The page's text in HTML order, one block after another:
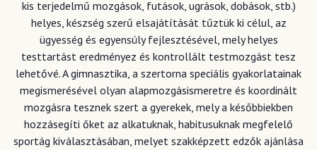
kis terjedelmű mozgások, futások, ugrások, dobások, stb.)
helyes, készség szerű elsajátítását tűztük ki célul, az
ügyesség és egyensúly fejlesztésével, mely helyes
testtartást eredményez és kontrollált testmozgást tesz
lehetővé. A gimnasztika, a szertorna speciális gyakorlatainak
megismerésével olyan alapmozgásismeretre és koordinált
mozgásra tesznek szert a gyerekek, mely a későbbiekben
hozzásegíti őket az alkatuknak, habitusuknak megfelelő
sportág kiválasztásában, melyet szakképzett edzők ajánlása